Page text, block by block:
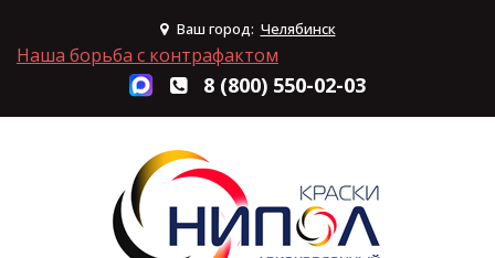
Ваш город: Челябинск
Наша борьба с контрафактом
8 (800) 550-02-03